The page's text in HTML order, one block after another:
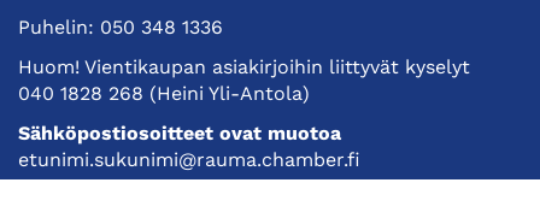
Puhelin: 050 348 1336
Huom! Vientikaupan asiakirjoihin liittyvät kyselyt
040 1828 268 (Heini Yli-Antola)
Sähköpostiosoitteet ovat muotoa
etunimi.sukunimi@rauma.chamber.fi